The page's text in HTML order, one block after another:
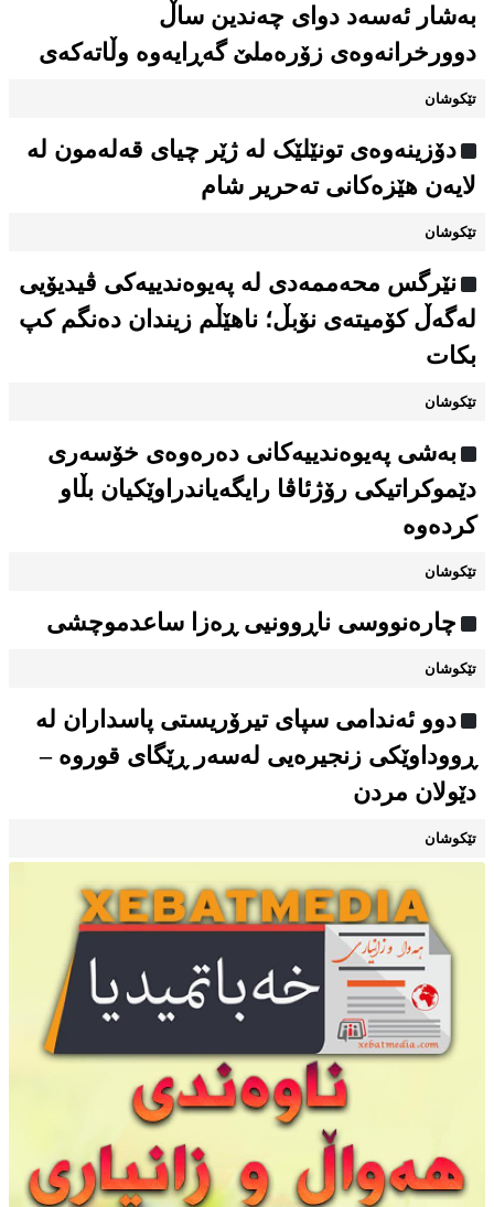
بەشار ئەسەد دوای چەندین ساڵ
دوورخرانەوەی زۆرەملێ گەڕایەوە وڵاتەکەی
تێکوشان
دۆزینەوەی تونێلێک لە ژێر چیای قەلەمون لە
لایەن هێزەکانی تەحریر شام
تێکوشان
نێرگس محەممەدی لە پەیوەندییەکی ڤیدیۆیی
لەگەڵ کۆمیتەی نۆبڵ؛ ناهێڵم زیندان دەنگم كپ
بكات
تێکوشان
بەشی پەیوەندییەکانی دەرەوەی خۆسەری
دێموکراتیکی رۆژئاڤا رایگەیاندراوێکیان بڵاو
کردەوە
تێکوشان
چارەنووسی ناڕوونیی ڕەزا ساعدموچشی
تێکوشان
دوو ئەندامی سپای تیرۆریستی پاسداران لە
ڕووداوێکی زنجیرەیی لەسەر ڕێگای قوروە –
دێولان مردن
تێکوشان